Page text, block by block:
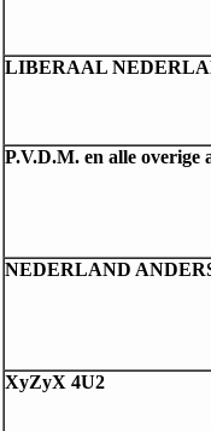
LIBERAAL
P.V.D.M. en alle overige
NEDERLAND
XyZyX 4U2